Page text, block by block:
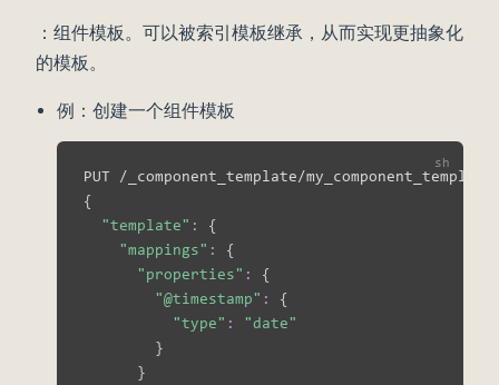
：组件模板。可以被索引模板继承，从而实现更抽象化
的模板。
例：创建一个组件模板
{
"template" :
{
"mappings" :
{
"properties" :
{
"@timestamp" :
{
"type" :
"date"
}
}